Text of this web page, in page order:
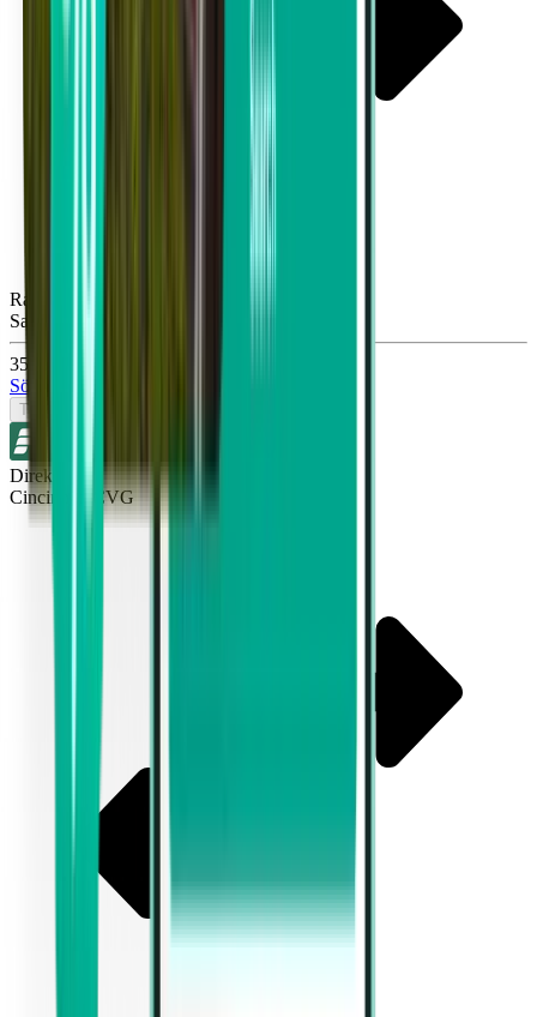
Raleigh RDU
Sat, Sep 26
350 kr
Sök
Tur- och returresa
Direkt
Cincinnati CVG